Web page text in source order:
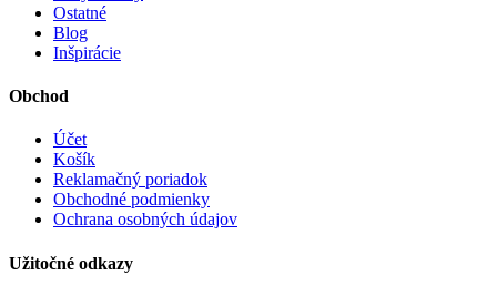
Ostatné
Blog
Inšpirácie
Obchod
Účet
Košík
Reklamačný poriadok
Obchodné podmienky
Ochrana osobných údajov
Užitočné odkazy